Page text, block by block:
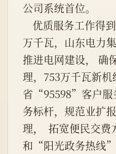
公司系统首位。
万千瓦，山东电力
推进电网建设， 确
理，753万千瓦新
省“95598”客户服
务标杆，规范业扩
理，  拓宽便民交费
和“阳光政务热线